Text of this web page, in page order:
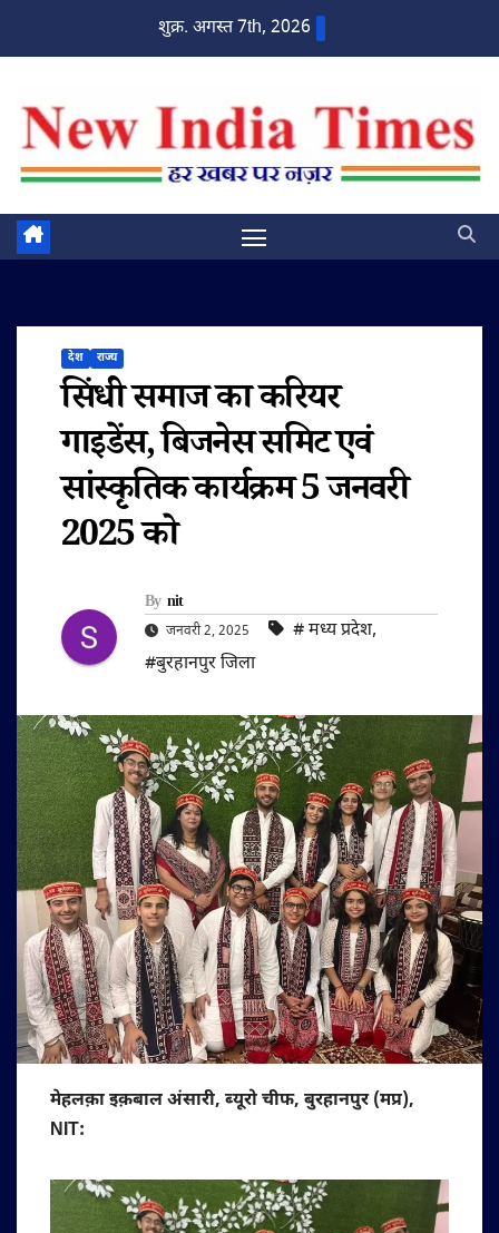
शुक्र. अगस्त 7th, 2026
देश राज्य
सिंधी समाज का करियर
गाइडेंस, बिजनेस समिट एवं
सांस्कृतिक कार्यक्रम 5 जनवरी
2025 को
By nit
जनवरी 2, 2025 #‌ मध्य प्रदेश,
#बुरहानपुर जिला
मेहलक़ा इक़बाल अंसारी, ब्यूरो चीफ, बुरहानपुर (मप्र),
NIT: